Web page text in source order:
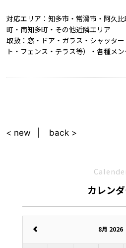
対応エリア：知多市・常滑市・阿久
町・南知多町・その他近隣エリア
取扱：窓・ドア・ガラス・シャッタ
ト・フェンス・テラス等）・各種メ
< new back >
カレン
8月 2026